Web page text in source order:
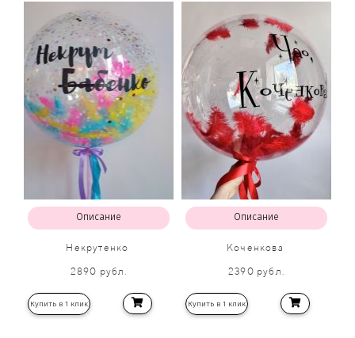
Описание
Некрутенко
2890 рубл.
Купить в 1 клик
Описание
Коченкова
2390 рубл.
Купить в 1 клик